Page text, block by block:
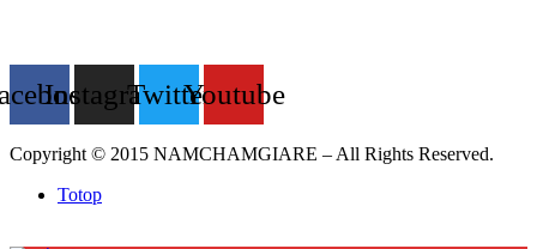
InstagramTwitterYoutube
Copyright © 2015 NAMCHAMGIARE – All Rights Reserved.
Totop